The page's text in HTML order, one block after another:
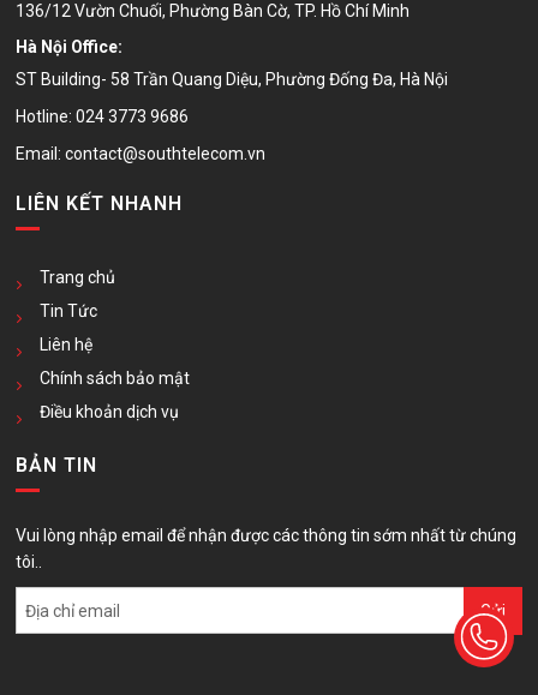
136/12 Vườn Chuối, Phường Bàn Cờ, TP. Hồ Chí Minh
Hà Nội Office:
ST Building- 58 Trần Quang Diệu, Phường Đống Đa, Hà Nội
Hotline:024 3773 9686
Email:contact@southtelecom.vn
LIÊN KẾT NHANH
Trang chủ
Tin Tức
Liên hệ
Chính sách bảo mật
Điều khoản dịch vụ
BẢN TIN
Vui lòng nhập email để nhận được các thông tin sớm nhất từ chúng
tôi..